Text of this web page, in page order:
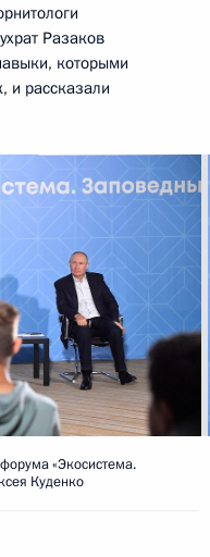
Разаков
которыми
и рассказали
«Экосистема.
Куденко